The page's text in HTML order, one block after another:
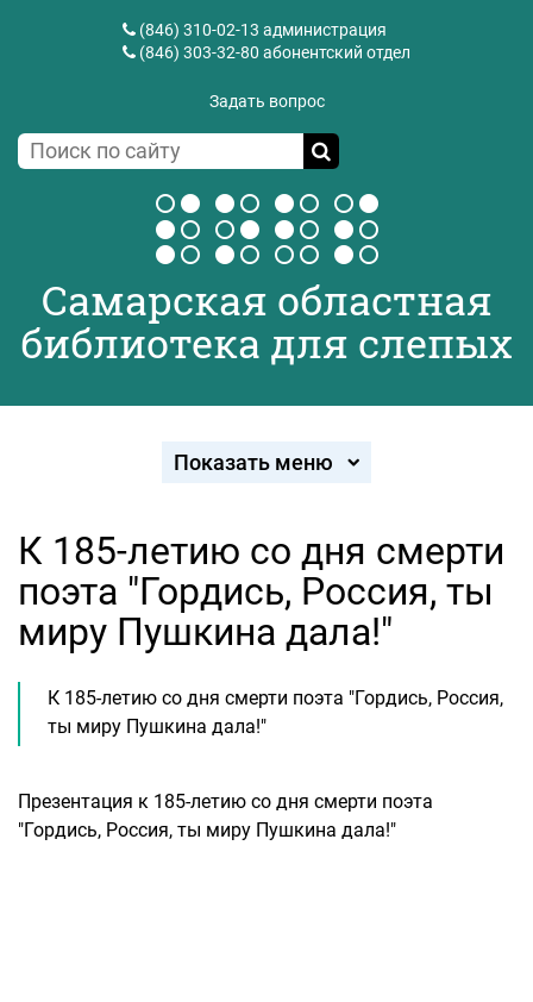
(846) 310-02-13 администрация
(846) 303-32-80 абонентский отдел
Задать вопрос
Самарская областная
библиотека для слепых
Показать меню
К 185-летию со дня смерти
поэта "Гордись, Россия, ты
миру Пушкина дала!"
К 185-летию со дня смерти поэта "Гордись, Россия,
ты миру Пушкина дала!"
Презентация к 185-летию со дня смерти поэта
"Гордись, Россия, ты миру Пушкина дала!"